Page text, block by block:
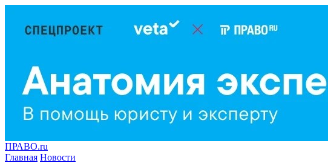
ПРАВО.ru
Главная Новости